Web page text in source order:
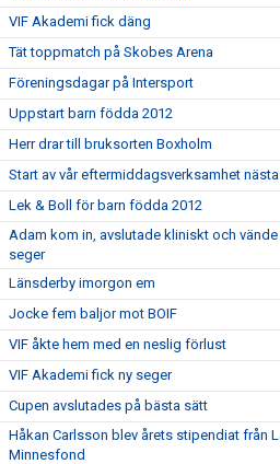
VIF Akademi fick däng
Tät toppmatch på Skobes Arena
Föreningsdagar på Intersport
Uppstart barn födda 2012
Herr drar till bruksorten Boxholm
Start av vår eftermiddagsverksamhet
Lek & Boll för barn födda 2012
Adam kom in, avslutade kliniskt och vände
seger
Länsderby imorgon em
Jocke fem baljor mot BOIF
VIF åkte hem med en neslig förlust
VIF Akademi fick ny seger
Cupen avslutades på bästa sätt
Håkan Carlsson blev årets stipendiat från
Minnesfond